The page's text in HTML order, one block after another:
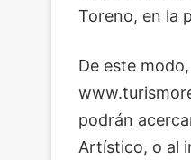
Toreno, en la
De este
podrán
Artístico, o al